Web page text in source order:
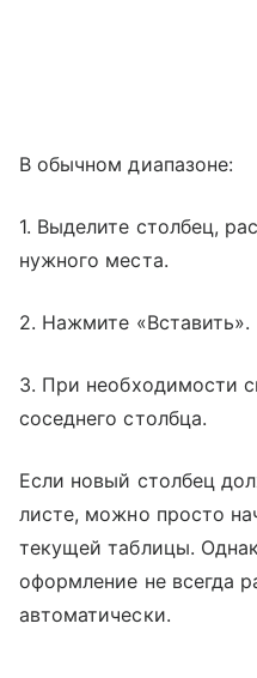
В обычном диапазоне:
1. Выделите столбец,
нужного места.
2. Нажмите «Вставить».
3. При необходимости
соседнего столбца.
Если новый столбец
листе, можно просто
текущей таблицы.
оформление не всегда
автоматически.